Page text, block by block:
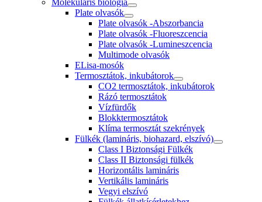
Plate olvasók
Plate olvasók -Abszorbancia
Plate olvasók -Fluoreszcencia
Plate olvasók -Lumineszcencia
Multimode olvasók
ELisa-mosók
Termosztátok, inkubátorok
CO2 termosztátok, inkubátorok
Rázó termosztátok
Vízfürdők
Blokktermosztátok
Klíma termosztát szekrények
Fülkék (lamináris, biohazard, elszívó)
Class I Biztonsági Fülkék
Class II Biztonsági fülkék
Horizontális lamináris
Vertikális lamináris
Vegyi elszívó